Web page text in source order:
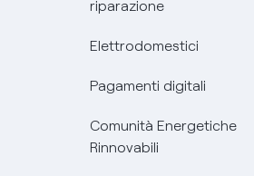
riparazione
Elettrodomestici
Pagamenti digitali
Comunità Energetiche
Rinnovabili